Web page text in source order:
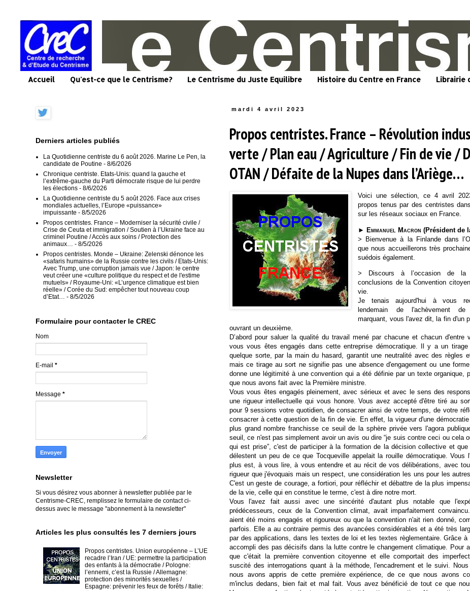
Accueil Qu'est-ce que le Centrisme? Le Centrisme du Juste Equilibre Histoire du Centre en France Librairie
mardi 4 avril 2023
Propos centristes. France – Révolution
verte / Plan eau / Agriculture / Fin de vie /
OTAN / Défaite de la Nupes dans l’Ariège…
Voici une sélection, ce 4 avril
propos tenus par des centristes
sur les réseaux sociaux en France.
►Emmanuel Macron (Président de
> Bienvenue à la Finlande dans
que nous accueillerons très
suédois également.
>
Discours à l’occasion de la
conclusions de la Convention
vie.
Je tenais aujourd'hui à vous
lendemain de l'achèvement
marquant, vous l'avez dit, la fin d'un
ouvrant un deuxième.
D’abord pour saluer la qualité du travail mené par chacune et chacun d'entre
vous vous êtes engagés dans cette entreprise démocratique. Il y a un
quelque sorte, par la main du hasard, garantit une neutralité avec des règles
mais ce tirage au sort ne signifie pas une absence d'engagement ou une forme
donne une légitimité à une convention qui a été définie par un texte organique,
que nous avons fait avec la Première ministre.
Vous vous êtes engagés pleinement, avec sérieux et avec le sens des
une rigueur intellectuelle qui vous honore. Vous avez accepté d'être tiré au
pour 9 sessions votre quotidien, de consacrer ainsi de votre temps, de votre
consacrer à cette question de la fin de vie. En effet, la vigueur d'une
plus grand nombre franchisse ce seuil de la sphère privée vers l'agora
seuil, ce n'est pas simplement avoir un avis ou dire “je suis contre ceci ou cela
qui est prise”, c'est de participer à la formation de la décision collective et
délestent un peu de ce que Tocqueville appelait la rouille démocratique. Vous
plus est, à vous lire, à vous entendre et au récit de vos délibérations, avec
rigueur que j'évoquais mais un respect, une considération les uns pour les
C'est un geste de courage, a fortiori, pour réfléchir et débattre de la plus
de la vie, celle qui en constitue le terme, c'est à dire notre mort.
Vous l'avez fait aussi avec une sincérité d'autant plus notable que
prédécesseurs, ceux de la Convention climat, avait imparfaitement
aient été moins engagés et rigoureux ou que la convention n'ait rien donné,
parfois. Elle a au contraire permis des avancées considérables et a été très
par des applications, dans les textes de loi et les textes règlementaire. Grâce à
accompli des pas décisifs dans la lutte contre le changement climatique. Pour
que c'était la première convention citoyenne et elle comportait des
suscité des interrogations quant à la méthode, l'encadrement et le suivi. Nous
nous avons appris de cette première expérience, de ce que nous avons
m'inclus dedans, bien fait et mal fait. Vous avez bénéficié de tout ce que
Derniers articles publiés
La Quotidienne centriste du 6 août 2026. Marine Le Pen, la
candidate de Poutine - 8/6/2026
Chronique centriste. Etats-Unis: quand la gauche et
l’extrême-gauche du Parti démocrate risque de lui perdre
les élections - 8/6/2026
La Quotidienne centriste du 5 août 2026. Face aux crises
mondiales actuelles, l’Europe «puissance»
impuissante - 8/5/2026
Propos centristes. France – Moderniser la sécurité civile /
Crise de Ceuta et immigration / Soutien à l’Ukraine face au
criminel Poutine / Accès aux soins / Protection des
animaux…
- 8/5/2026
Propos centristes. Monde – Ukraine: Zelenski dénonce les
«safaris humains» de la Russie contre les civils / Etats-Unis:
Avec Trump, une corruption jamais vue / Japon: le centre
veut créer une «culture politique du respect et de l'estime
mutuels» / Royaume-Uni: «L’urgence climatique est bien
réelle» / Corée du Sud: empêcher tout nouveau coup
d’Etat…
- 8/5/2026
Formulaire pour contacter le CREC
Nom
E-mail *
Message *
Newsletter
Si vous désirez vous abonner à newsletter publiée par le
Centrisme-CREC, remplissez le formulaire de contact ci-
dessus avec le message "abonnement à la newsletter"
Articles les plus consultés les 7 derniers jours
Propos centristes. Union européenne – L’UE
recadre l’Iran / UE: permettre la participation
des enfants à la démocratie / Pologne:
l’ennemi, c’est la Russie / Allemagne:
protection des minorités sexuelles /
Espagne: prévenir les feux de forêts / Italie: